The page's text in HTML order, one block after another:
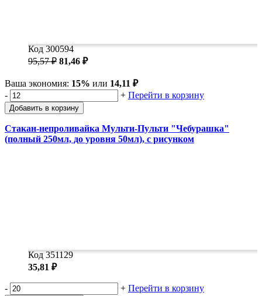
Код 300594
95,57 ₽ 81,46 ₽
Ваша экономия: 15% или 14,11 ₽
-
+ Перейти в корзину
Добавить в корзину
Стакан-непроливайка Мульти-Пульти "Чебурашка"
(полный 250мл, до уровня 50мл), с рисунком
Код 351129
35,81 ₽
- + Перейти в корзину